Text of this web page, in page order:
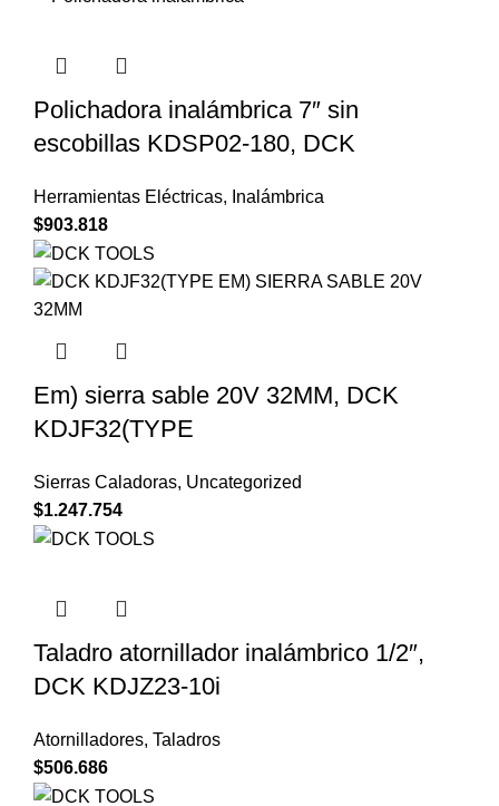
Polichadora inalámbrica 7″ sin
escobillas KDSP02-180, DCK
Herramientas Eléctricas, Inalámbrica
$903.818
Em) sierra sable 20V 32MM, DCK
KDJF32(TYPE
Sierras Caladoras, Uncategorized
$1.247.754
Taladro atornillador inalámbrico 1/2″,
DCK KDJZ23-10i
Atornilladores, Taladros
$506.686